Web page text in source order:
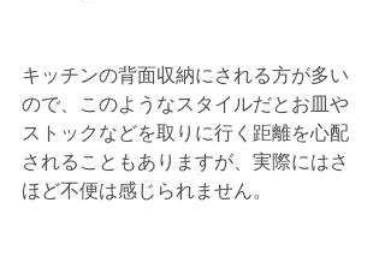
キッチンの背面収納にされる方が多い
ので、このようなスタイルだとお皿や
ストックなどを取りに行く距離を心配
されることもありますが、実際にはさ
ほど不便は感じられません。